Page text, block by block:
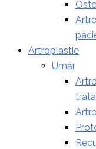
Artroplastie
Umăr